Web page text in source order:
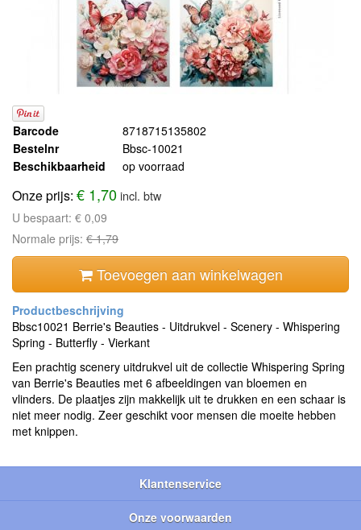
Barcode
8718715135802
Bestelnr
Bbsc-10021
Beschikbaarheid
op voorraad
Onze prijs: € 1,70incl. btw
U bespaart: € 0,09
Normale prijs: € 1,79
Toevoegen aan winkelwagen
Bbsc10021 Berrie's Beauties - Uitdrukvel - Scenery - Whispering
Spring - Butterfly - Vierkant
Een prachtig scenery uitdrukvel uit de collectie Whispering Spring
van Berrie's Beauties met 6 afbeeldingen van bloemen en
vlinders. De plaatjes zijn makkelijk uit te drukken en een schaar is
niet meer nodig. Zeer geschikt voor mensen die moeite hebben
met knippen.
Klantenservice
Onze voorwaarden